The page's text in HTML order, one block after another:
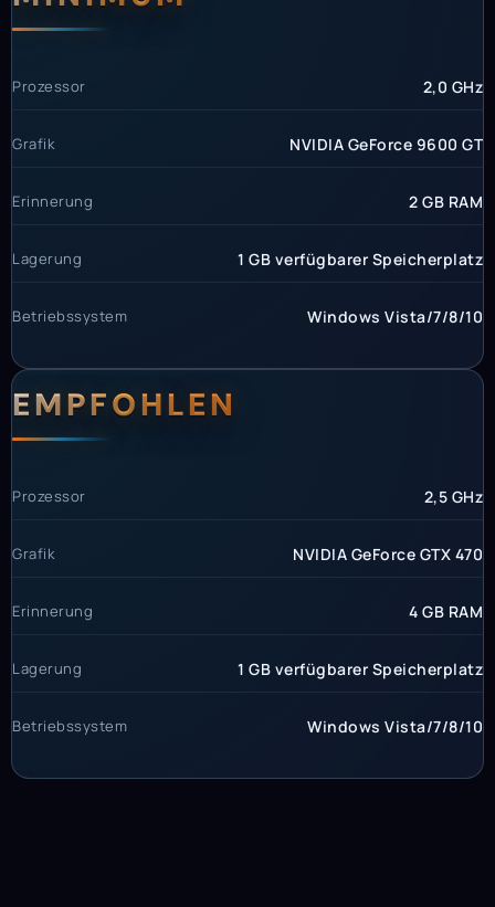
Prozessor 2,0 GHz
Grafik NVIDIA GeForce 9600 GT
Erinnerung 2 GB RAM
Lagerung 1 GB verfügbarer Speicherplatz
Betriebssystem Windows Vista/7/8/10
EMPFOHLEN
Prozessor 2,5 GHz
Grafik NVIDIA GeForce GTX 470
Erinnerung 4 GB RAM
Lagerung 1 GB verfügbarer Speicherplatz
Betriebssystem Windows Vista/7/8/10